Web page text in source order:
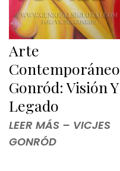
Arte
Contemporáneo
Gonród: Visión Y
Legado
LEER MÁS – VICJES
GONRÓD